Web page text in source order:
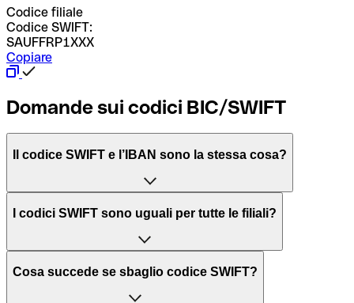
Codice filiale
Codice SWIFT:
SAUFFRP1XXX
Copiare
Domande sui codici BIC/SWIFT
Il codice SWIFT e l’IBAN sono la stessa cosa?
L'acronimo SWIFT sta per “Society for Worldwide
per l’elaborazione dei pagamenti tra diversi Paesi.
Il BIC, invece, sta per “Bank Identifier Code” ed è una
I codici SWIFT sono uguali per tutte le filiali?
Dipende dalle banche. In alcuni casi le banche utilizzano
Cosa succede se sbaglio codice SWIFT?